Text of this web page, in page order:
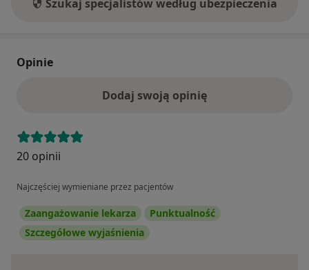
Szukaj specjalistów według ubezpieczenia
Opinie
Dodaj swoją opinię
20 opinii
Najczęściej wymieniane przez pacjentów
Zaangażowanie lekarza
Punktualność
Szczegółowe wyjaśnienia